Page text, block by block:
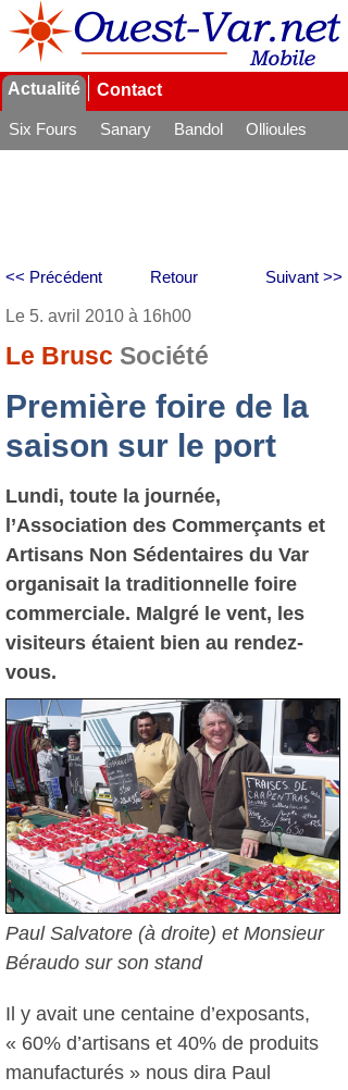
Actualité Contact
Six Fours Sanary Bandol
Ollioules
Retour
<< Précédent Suivant >>
Le 5. avril 2010 à 16h00
Le Brusc Société
Première foire de la
saison sur le port
Lundi, toute la journée,
l’Association des Commerçants et
Artisans Non Sédentaires du Var
organisait la traditionnelle foire
commerciale. Malgré le vent, les
visiteurs étaient bien au rendez-
vous.
Paul Salvatore (à droite) et Monsieur
Béraudo sur son stand
Il y avait une centaine d’exposants,
« 60% d’artisans et 40% de produits
manufacturés » nous dira Paul